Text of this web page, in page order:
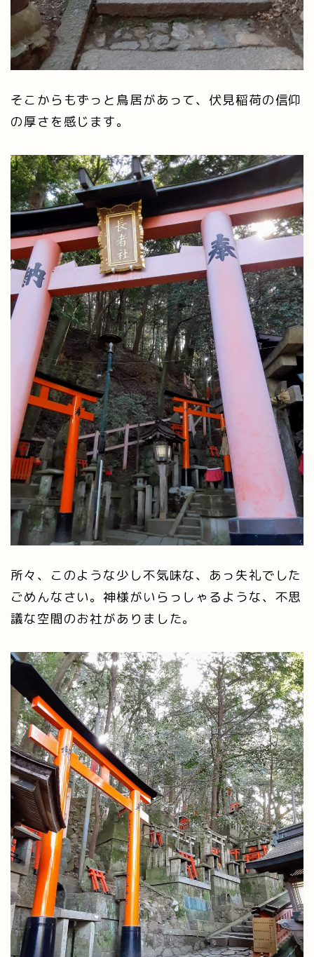
そこからもずっと鳥居があって、伏見稲荷の信仰
の厚さを感じます。
所々、このような少し不気味な、あっ失礼でした
ごめんなさい。神様がいらっしゃるような、不思
議な空間のお社がありました。